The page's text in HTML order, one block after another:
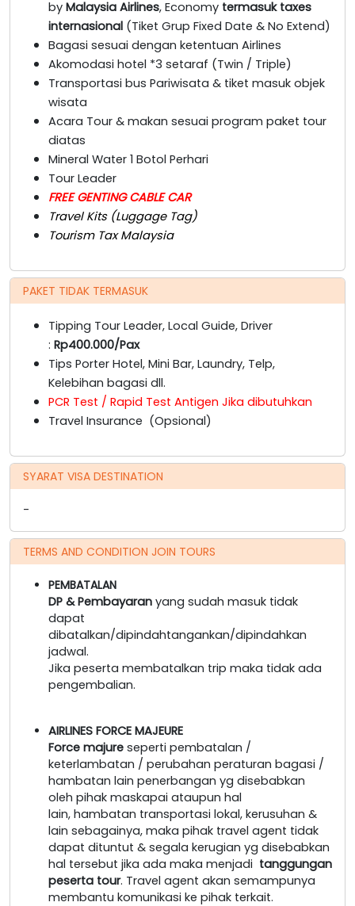
by Malaysia Airlines, Economy termasuk taxes
internasional (Tiket Grup Fixed Date & No Extend)
Bagasi sesuai dengan ketentuan Airlines
Akomodasi hotel *3 setaraf (Twin / Triple)
Transportasi bus Pariwisata & tiket masuk objek
wisata
Acara Tour & makan sesuai program paket tour
diatas
Mineral Water 1 Botol Perhari
Tour Leader
FREE GENTING CABLE CAR
Travel Kits (Luggage Tag)
Tourism Tax Malaysia
PAKET TIDAK TERMASUK
Tipping Tour Leader, Local Guide, Driver
: Rp400.000/Pax
Tips Porter Hotel, Mini Bar, Laundry, Telp,
Kelebihan bagasi dll.
PCR Test / Rapid Test Antigen Jika dibutuhkan
Travel Insurance (Opsional)
SYARAT VISA DESTINATION
-
TERMS AND CONDITION JOIN TOURS
PEMBATALAN
DP & Pembayaran yang sudah masuk tidak
dapat
dibatalkan/dipindahtangankan/dipindahkan
jadwal.
Jika peserta membatalkan trip maka tidak ada
pengembalian.
AIRLINES FORCE MAJEURE
Force majure seperti pembatalan /
keterlambatan / perubahan peraturan bagasi /
hambatan lain penerbangan yg disebabkan
oleh pihak maskapai ataupun hal
lain, hambatan transportasi lokal, kerusuhan &
lain sebagainya, maka pihak travel agent tidak
dapat dituntut & segala kerugian yg disebabkan
hal tersebut jika ada maka menjadi tanggungan
peserta tour. Travel agent akan semampunya
membantu komunikasi ke pihak terkait.